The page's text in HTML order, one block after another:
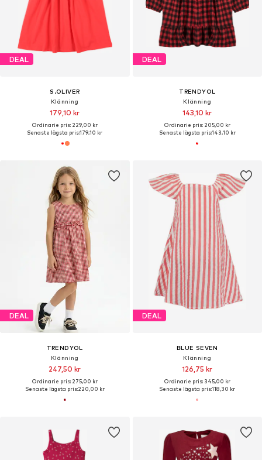
DEAL
S.OLIVER
Klänning
179,10 kr
Ordinarie pris: 229,00 kr
Senaste lägsta pris:179,10 kr
DEAL
TRENDYOL
Klänning
143,10 kr
Ordinarie pris: 205,00 kr
Senaste lägsta pris:143,10 kr
DEAL
TRENDYOL
Klänning
247,50 kr
Ordinarie pris: 275,00 kr
Senaste lägsta pris:220,00 kr
DEAL
BLUE SEVEN
Klänning
126,75 kr
Ordinarie pris: 345,00 kr
Senaste lägsta pris:118,30 kr